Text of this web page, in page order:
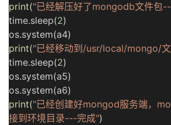
print("已经解压好了mongodb文件包
time.sleep(2)
os.system(a4)
print("已经移动到/usr/local/mongo/
time.sleep(2)
os.system(a5)
os.system(a6)
print("已经创建好mongod服务端，
接到环境目录---完成")